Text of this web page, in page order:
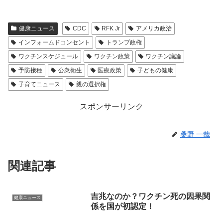
健康ニュース CDC RFK Jr
アメリカ政治
インフォームドコンセント
トランプ政権
ワクチンスケジュール
ワクチン政策
ワクチン議論
予防接種
公衆衛生 医療政策
子どもの健康
子育てニュース
親の選択権
スポンサーリンク
桑野 一哉
関連記事
健康ニュース
吉兆なのか？ワクチン死の因果関
係を国が初認定！